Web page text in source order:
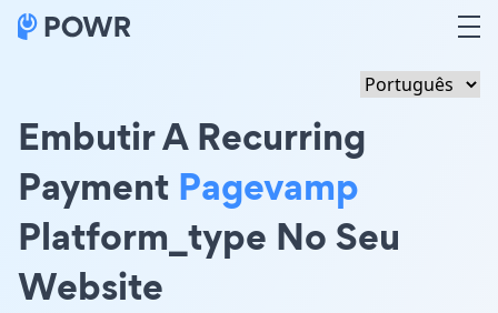
Embutir A Recurring
Payment Pagevamp
Platform_type No Seu
Website